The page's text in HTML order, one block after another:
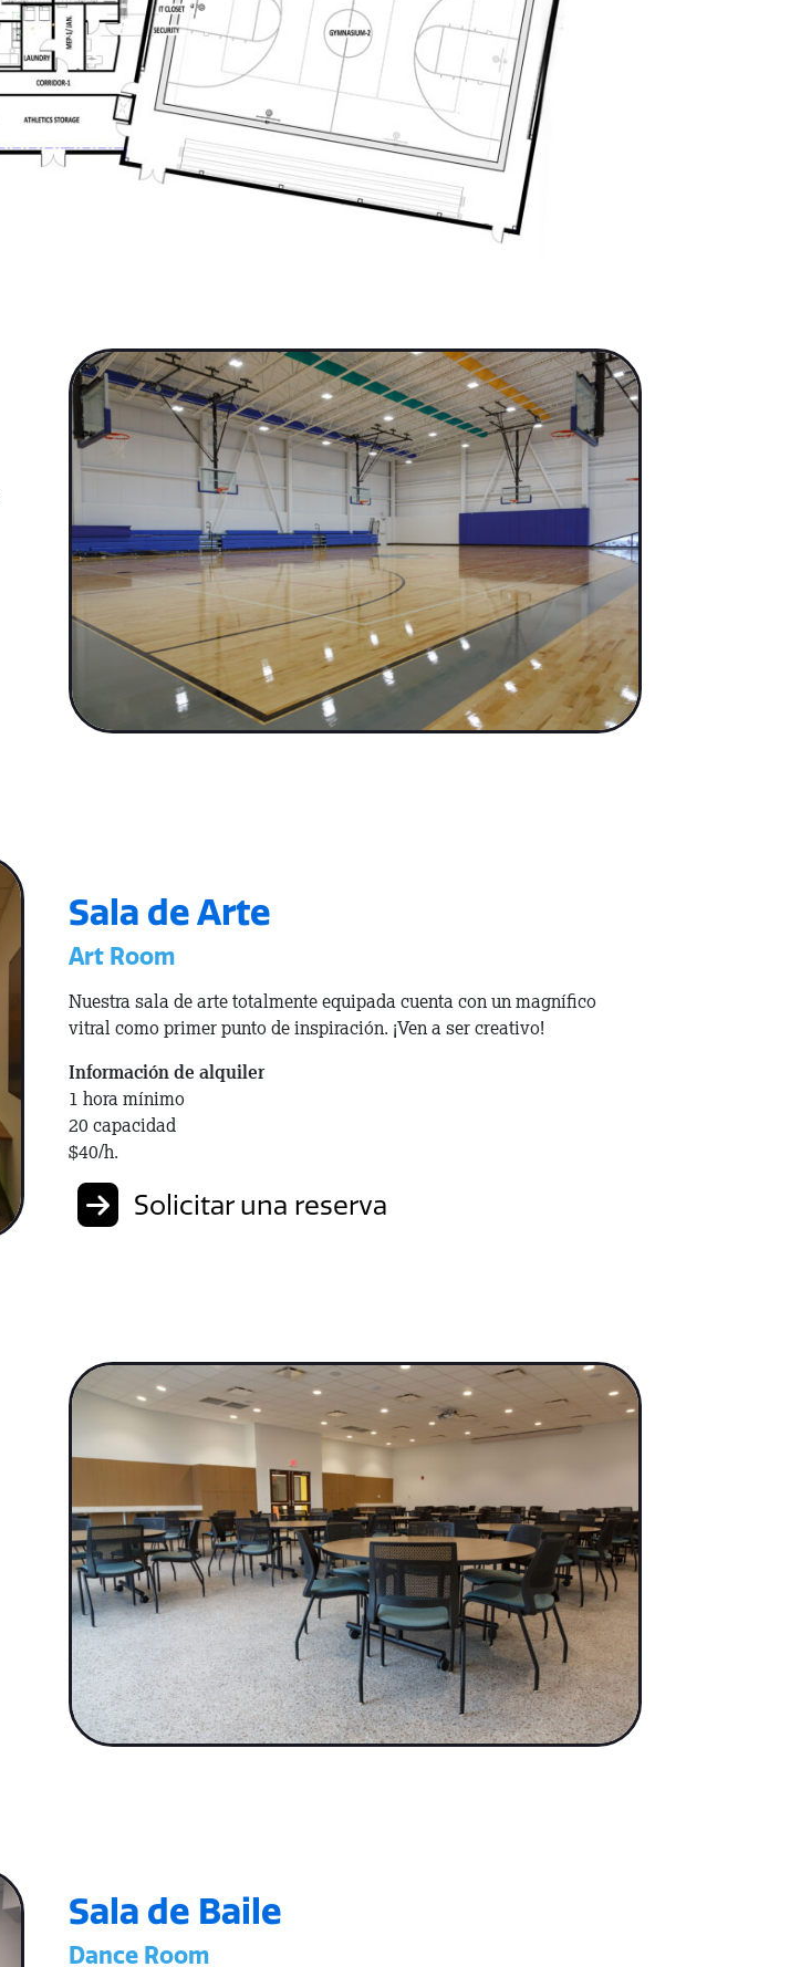
Sala de Arte
Art Room
Nuestra sala de arte totalmente equipada cuenta con un magnífico
vitral como primer punto de inspiración. ¡Ven a ser creativo!
Información de alquiler
1 hora mínimo
20 capacidad
$40/h.
Solicitar una reserva
Sala de Baile
Dance Room